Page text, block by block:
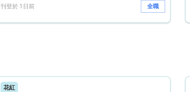
刊登於 1日前 全職
花紅